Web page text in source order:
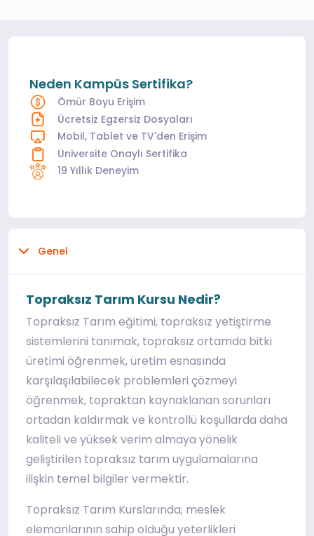
Neden Kampüs Sertifika?
Ömür Boyu Erişim
Ücretsiz Egzersiz Dosyaları
Mobil, Tablet ve TV'den Erişim
Üniversite Onaylı Sertifika
19 Yıllık Deneyim
Genel
Topraksız Tarım Kursu Nedir?
Topraksız Tarım eğitimi, topraksız yetiştirme
sistemlerini tanımak, topraksız ortamda bitki
üretimi öğrenmek, üretim esnasında
karşılaşılabilecek problemleri çözmeyi
öğrenmek, topraktan kaynaklanan sorunları
ortadan kaldırmak ve kontrollü koşullarda daha
kaliteli ve yüksek verim almaya yönelik
geliştirilen topraksız tarım uygulamalarına
ilişkin temel bilgiler vermektir.
Topraksız Tarım Kurslarında; meslek
elemanlarının sahip olduğu yeterlikleri